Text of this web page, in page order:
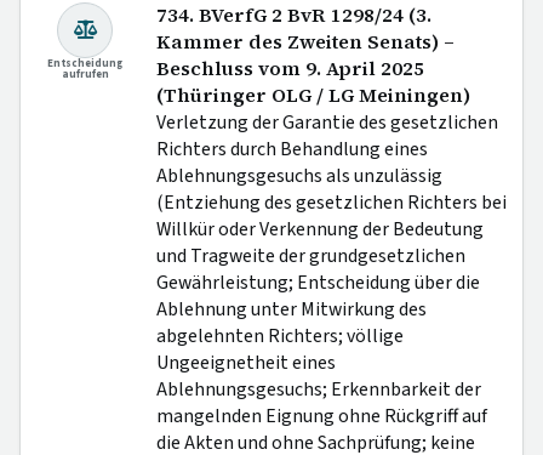
Entscheidung
aufrufen
734. BVerfG 2 BvR 1298/24 (3.
Kammer des Zweiten Senats) –
Beschluss vom 9. April 2025
(Thüringer OLG / LG Meiningen)
Verletzung der Garantie des gesetzlichen
Richters durch Behandlung eines
Ablehnungsgesuchs als unzulässig
(Entziehung des gesetzlichen Richters bei
Willkür oder Verkennung der Bedeutung
und Tragweite der grundgesetzlichen
Gewährleistung; Entscheidung über die
Ablehnung unter Mitwirkung des
abgelehnten Richters; völlige
Ungeeignetheit eines
Ablehnungsgesuchs; Erkennbarkeit der
mangelnden Eignung ohne Rückgriff auf
die Akten und ohne Sachprüfung; keine